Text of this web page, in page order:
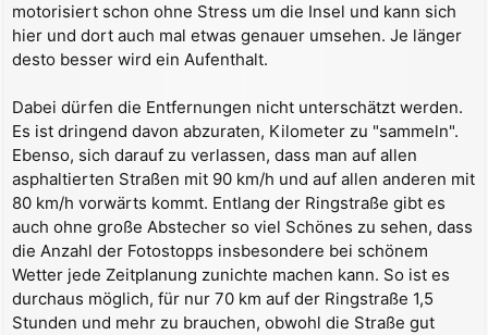
motorisiert schon ohne Stress um die Insel und kann sich
hier und dort auch mal etwas genauer umsehen. Je länger
desto besser wird ein Aufenthalt.
Dabei dürfen die Entfernungen nicht unterschätzt werden.
Es ist dringend davon abzuraten, Kilometer zu "sammeln".
Ebenso, sich darauf zu verlassen, dass man auf allen
asphaltierten Straßen mit 90 km/h und auf allen anderen mit
80 km/h vorwärts kommt. Entlang der Ringstraße gibt es
auch ohne große Abstecher so viel Schönes zu sehen, dass
die Anzahl der Fotostopps insbesondere bei schönem
Wetter jede Zeitplanung zunichte machen kann. So ist es
durchaus möglich, für nur 70 km auf der Ringstraße 1,5
Stunden und mehr zu brauchen, obwohl die Straße gut